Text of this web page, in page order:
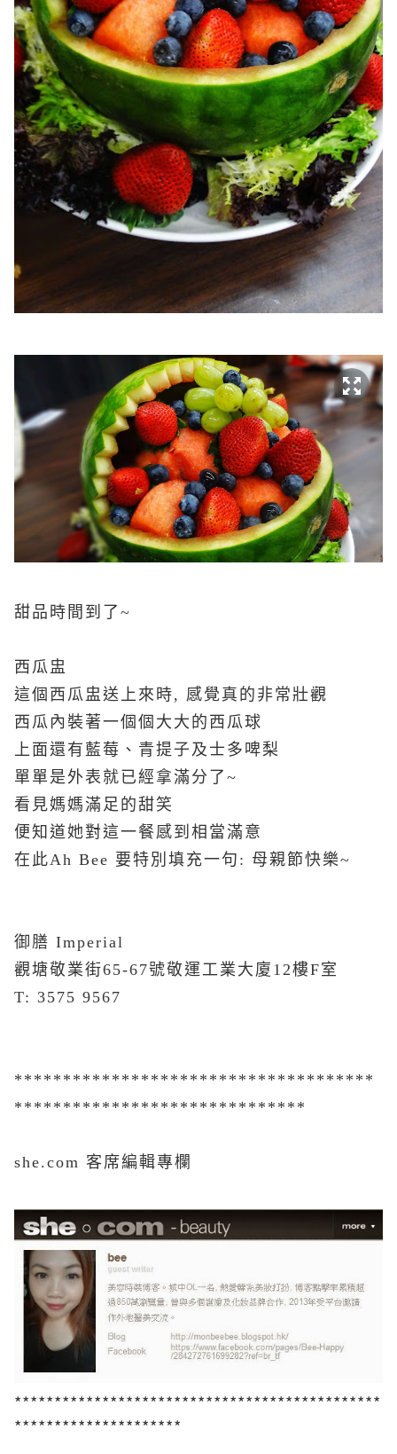
甜品時間到了~
西瓜盅
這個西瓜盅送上來時, 感覺真的非常壯觀
西瓜內裝著一個個大大的西瓜球
上面還有藍莓、青提子及士多啤梨
單單是外表就已經拿滿分了~
看見媽媽滿足的甜笑
便知道她對這一餐感到相當滿意
在此Ah Bee 要特別填充一句: 母親節快樂~
御膳 Imperial
觀塘敬業街65-67號敬運工業大廈12樓F室
T: 3575 9567
*************************************
******************************
she.com 客席編輯專欄
**********************************************
*********************